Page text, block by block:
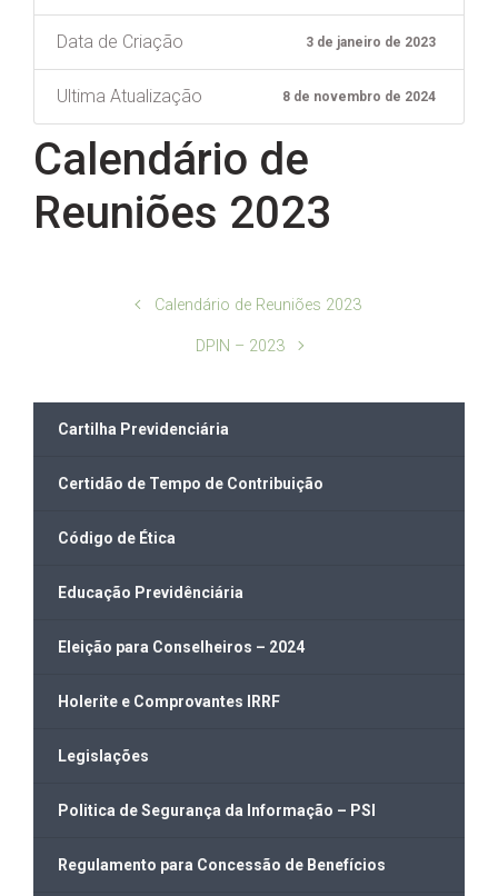
Data de Criação 3 de janeiro de 2023
Ultima Atualização 8 de novembro de 2024
Calendário de
Reuniões 2023
Calendário de Reuniões 2023
DPIN – 2023
Cartilha Previdenciária
Certidão de Tempo de Contribuição
Código de Ética
Educação Previdênciária
Eleição para Conselheiros – 2024
Holerite e Comprovantes IRRF
Legislações
Politica de Segurança da Informação – PSI
Regulamento para Concessão de Benefícios